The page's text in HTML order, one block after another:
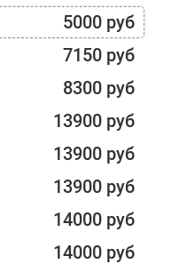
5000 руб
7150 руб
8300 руб
13900 руб
13900 руб
13900 руб
14000 руб
14000 руб